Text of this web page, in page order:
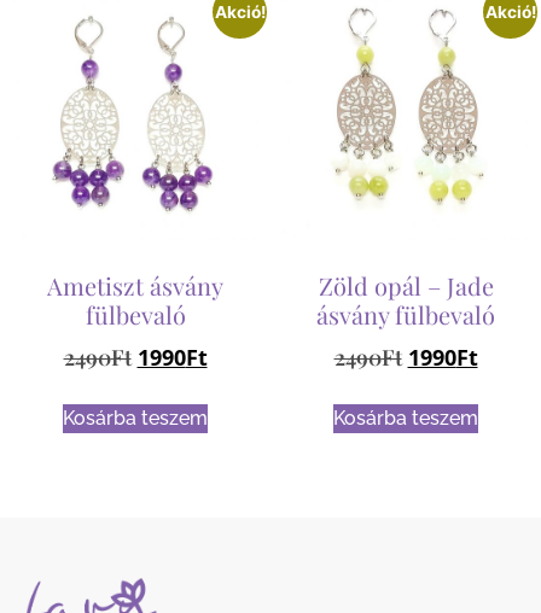
Akció!
Ametiszt ásvány
fülbevaló
2490Ft 1990Ft
Kosárba teszem
Akció!
Zöld opál – Jade
ásvány fülbevaló
2490Ft 1990Ft
Kosárba teszem